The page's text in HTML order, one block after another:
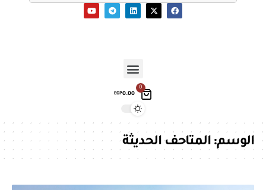
0
EGP0.00
الوسم:المتاحف الحديثة